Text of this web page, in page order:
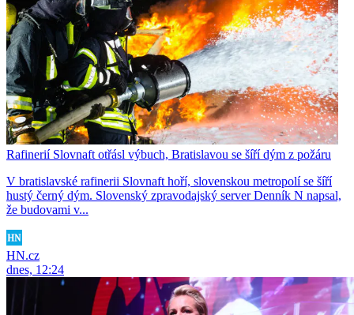
Rafinerií Slovnaft otřásl výbuch, Bratislavou se šíří dým z požáru
V bratislavské rafinerii Slovnaft hoří, slovenskou metropolí se šíří
hustý černý dým. Slovenský zpravodajský server Denník N napsal,
že budovami v...
HN.cz
dnes, 12:24